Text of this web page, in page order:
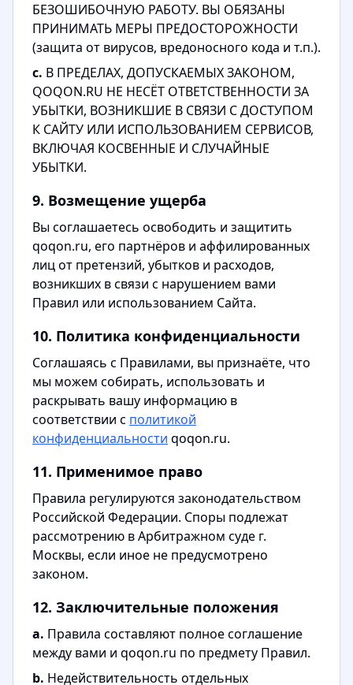
БЕЗОШИБОЧНУЮ РАБОТУ. ВЫ ОБЯЗАНЫ
ПРИНИМАТЬ МЕРЫ ПРЕДОСТОРОЖНОСТИ
(защита от вирусов, вредоносного кода и т.п.).
c. В ПРЕДЕЛАХ, ДОПУСКАЕМЫХ ЗАКОНОМ,
QOQON.RU НЕ НЕСЁТ ОТВЕТСТВЕННОСТИ ЗА
УБЫТКИ, ВОЗНИКШИЕ В СВЯЗИ С ДОСТУПОМ
К САЙТУ ИЛИ ИСПОЛЬЗОВАНИЕМ СЕРВИСОВ,
ВКЛЮЧАЯ КОСВЕННЫЕ И СЛУЧАЙНЫЕ
УБЫТКИ.
9. Возмещение ущерба
Вы соглашаетесь освободить и защитить
qoqon.ru, его партнёров и аффилированных
лиц от претензий, убытков и расходов,
возникших в связи с нарушением вами
Правил или использованием Сайта.
10. Политика конфиденциальности
Соглашаясь с Правилами, вы признаёте, что
мы можем собирать, использовать и
раскрывать вашу информацию в
соответствии с политикой
конфиденциальности qoqon.ru.
11. Применимое право
Правила регулируются законодательством
Российской Федерации. Споры подлежат
рассмотрению в Арбитражном суде г.
Москвы, если иное не предусмотрено
законом.
12. Заключительные положения
a. Правила составляют полное соглашение
между вами и qoqon.ru по предмету Правил.
b. Недействительность отдельных